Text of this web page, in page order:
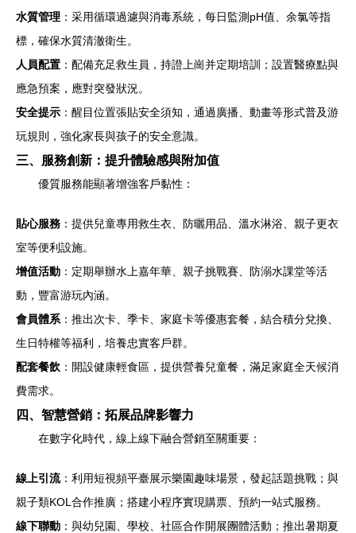
水質管理 ：采用循環過濾與消毒系統，每日監測pH值、余氯等指
標，確保水質清澈衛生。
人員配置 ：配備充足救生員，持證上崗并定期培訓；設置醫療點與
應急預案，應對突發狀況。
安全提示 ：醒目位置張貼安全須知，通過廣播、動畫等形式普及游
玩規則，強化家長與孩子的安全意識。
三、服務創新：提升體驗感與附加值
優質服務能顯著增強客戶黏性：
貼心服務 ：提供兒童專用救生衣、防曬用品、溫水淋浴、親子更衣
室等便利設施。
增值活動 ：定期舉辦水上嘉年華、親子挑戰賽、防溺水課堂等活
動，豐富游玩內涵。
會員體系 ：推出次卡、季卡、家庭卡等優惠套餐，結合積分兌換、
生日特權等福利，培養忠實客戶群。
配套餐飲 ：開設健康輕食區，提供營養兒童餐，滿足家庭全天候消
費需求。
四、智慧營銷：拓展品牌影響力
在數字化時代，線上線下融合營銷至關重要：
線上引流：利用短視頻平臺展示樂園趣味場景，發起話題挑戰；與
親子類KOL合作推廣；搭建小程序實現購票、預約一站式服務。
線下聯動 ：與幼兒園、學校、社區合作開展團體活動；推出暑期夏